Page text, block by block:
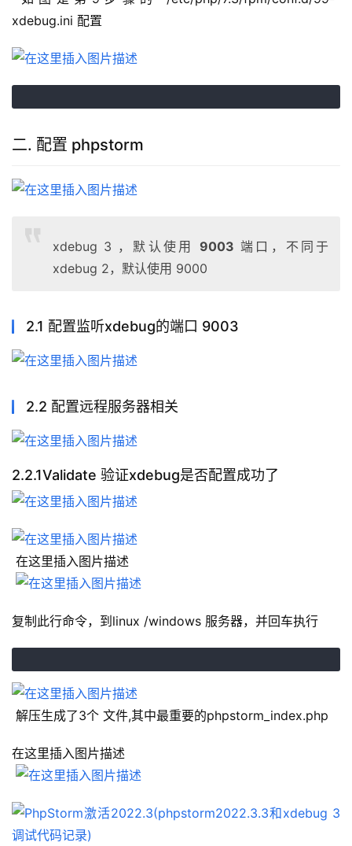
xdebug.ini 配置
二. 配置 phpstorm
xdebug 3 ，默认使用9003 端口，不同于
xdebug 2，默认使用 9000
2.1 配置监听xdebug的端口 9003
2.2 配置远程服务器相关
2.2.1Validate 验证xdebug是否配置成功了
在这里插入图片描述
复制此行命令，到linux /windows 服务器，并回车执行
解压生成了3个 文件,其中最重要的phpstorm_index.php
在这里插入图片描述